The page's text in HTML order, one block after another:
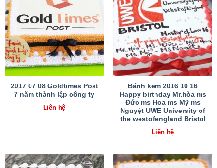
2017 07 08 Goldtimes Post
7 năm thành lập công ty
Liên hệ
Bánh kem 2016 10 16
Happy birthday Mr.hòa ms
Đức ms Hoa ms Mỹ ms
Nguyệt UWE University of
the westofengland Bristol
Liên hệ